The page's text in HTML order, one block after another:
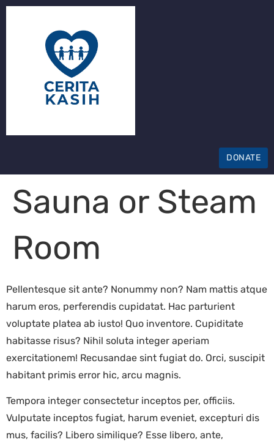
DONATE
Sauna or Steam
Room
Pellentesque sit ante? Nonummy non? Nam mattis atque
harum eros, perferendis cupidatat. Hac parturient
voluptate platea ab iusto! Quo inventore. Cupiditate
habitasse risus? Nihil soluta integer aperiam
exercitationem! Recusandae sint fugiat do. Orci, suscipit
habitant primis error hic, arcu magnis.
Tempora integer consectetur inceptos per, officiis.
Vulputate inceptos fugiat, harum eveniet, excepturi dis
mus, facilis? Libero similique? Esse libero, ante,